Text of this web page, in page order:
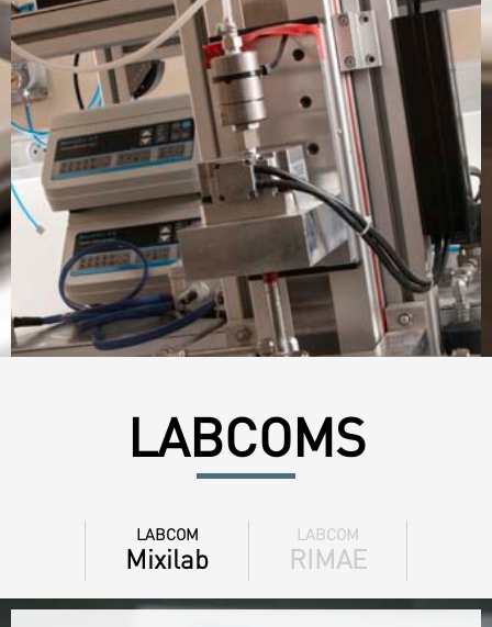
LABCOMS
LABCOM
Mixilab
LABCOM
RIMAE